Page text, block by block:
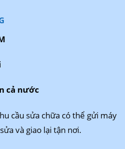
cả nước
cầu sửa chữa có thể gửi máy
và giao lại tận nơi.